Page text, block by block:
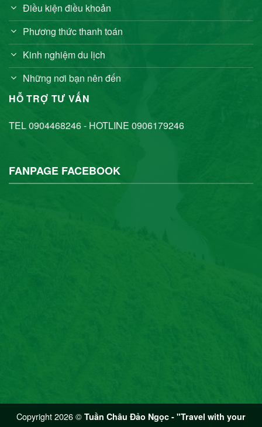
Điều kiện điều khoản
Phương thức thanh toán
Kinh nghiệm du lịch
Những nơi bạn nên đến
HỖ TRỢ TƯ VẤN
TEL 0904468246 - HOTLINE 0906179246
FANPAGE FACEBOOK
Copyright 2026 © Tuần Châu Đảo Ngọc - "Travel with your